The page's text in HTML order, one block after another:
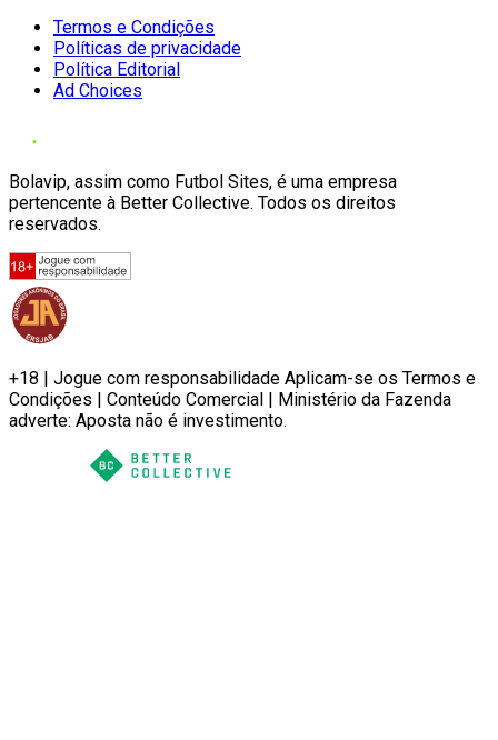
Termos e Condições
Políticas de privacidade
Política Editorial
Ad Choices
Bolavip, assim como Futbol Sites, é uma empresa
pertencente à Better Collective. Todos os direitos
reservados.
+18 | Jogue com responsabilidade Aplicam-se os Termos e
Condições | Conteúdo Comercial | Ministério da Fazenda
adverte: Aposta não é investimento.